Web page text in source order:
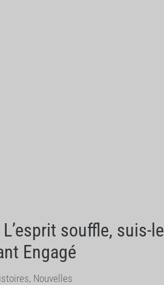
souffle, suis-le
Engagé
, Nouvelles